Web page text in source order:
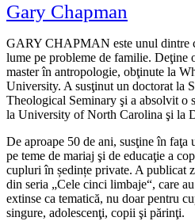
Gary Chapman
GARY CHAPMAN este unul dintre
lume pe probleme de familie. Deţine
master în antropologie, obţinute la
University. A susţinut un doctorat la
Theological Seminary şi a absolvit o
la University of North Carolina şi la
De aproape 50 de ani, susţine în
pe teme de mariaj şi de educaţie a
cupluri în ședințe private. A publicat
din seria „Cele cinci limbaje“, care
extinse ca tematică, nu doar pentru
singure, adolescenţi, copii şi părinţi.